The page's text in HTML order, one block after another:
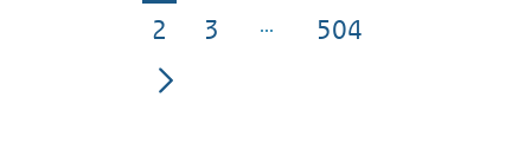
Pagina
2 Pagina
3 Pagina
504